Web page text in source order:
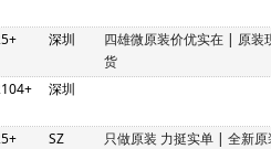
深圳 四雄微原装价优实在 | 原装
货
深圳
SZ 只做原装 力挺实单 | 全新原